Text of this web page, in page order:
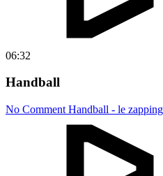
06:32
Handball
No Comment Handball - le